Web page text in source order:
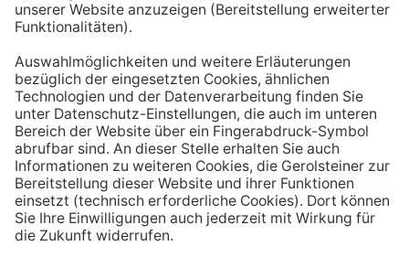
Dadurch verknüpfst du das Trinken mit einem Ereignis.
einer Mahlzeit trinken, unterstützt du außerdem die
Produktion von Verdauungssäften. Zusätzlich fördert
das Trinken während des Essens das Sättigungsgefühl.
Tipp #4: Peppe dein Wasser auf
Wenn dir der Geschmack von purem Mineralwasser
nicht reichen sollte, dann kannst du deine Getränke mit
einfachen Mitteln verfeinern. Mische dir einfach